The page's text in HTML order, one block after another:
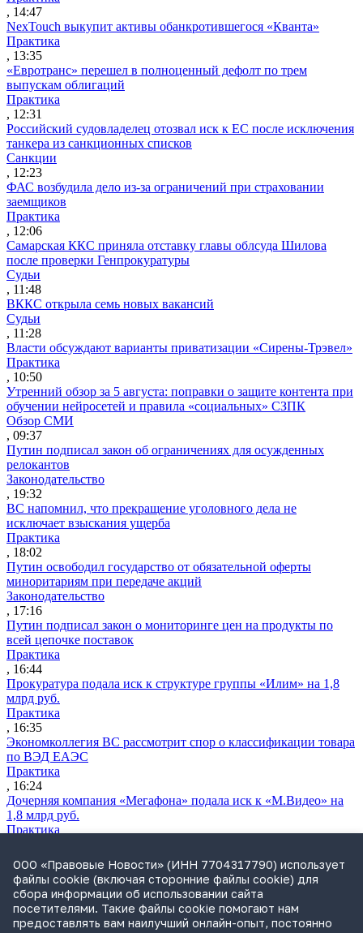
, 14:47
NexTouch выкупит активы обанкротившегося «Кванта»
Практика
, 13:35
«Евротранс» перешел в полноценный дефолт по трем
выпускам облигаций
Практика
, 12:31
Российский судовладелец отозвал иск к ЕС после исключения
танкера из санкционных списков
Санкции
, 12:23
ФАС возбудила дело из-за ограничений при страховании
заемщиков
Практика
, 12:06
Самарская ККС приняла отставку главы облсуда Шилова
после проверки Генпрокуратуры
Судьи
, 11:48
ВККС открыла семь новых вакансий
Судьи
, 11:28
Власти обсуждают варианты приватизации «Сирены-Трэвел»
Практика
, 10:50
Утренний обзор за 5 августа: поправки о защите контента при
обучении нейросетей и правила «социальных» СЗПК
Обзор СМИ
, 09:37
Путин подписал закон об ограничениях для осужденных
релокантов
Законодательство
, 19:32
ВС напомнил, что прекращение уголовного дела не
исключает взыскания ущерба
Практика
, 18:02
Путин освободил государство от обязательной оферты
миноритариям при передаче акций
Законодательство
, 17:16
Путин подписал закон о мониторинге цен на продукты по
всей цепочке поставок
Практика
, 16:44
Прокуратура подала иск к структуре группы «Илим» на 1,8
млрд руб.
Практика
, 16:35
Экономколлегия ВС рассмотрит спор о классификации товара
по ВЭД ЕАЭС
Практика
, 16:24
Дочерняя компания «Мегафона» подала иск к «М.Видео» на
1,8 млрд руб.
Практика
СИП проверит отмену патента на систему управления
устройствами после возражений «Яндекса»
Практика
, 15:17
Суды 10 стран рассматривают иски российской «дочки»
ООО «Правовые Новости» (ИНН 7704317790) использует
файлы cookie (включая сторонние файлы cookie) для
сбора информации об использовании сайта
посетителями. Такие файлы cookie помогают нам
предоставлять вам наилучший онлайн-опыт, постоянно